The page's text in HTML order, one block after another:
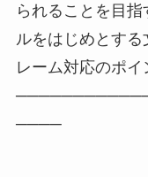
られることを目
ルをはじめとする
レーム対応のポイ
────